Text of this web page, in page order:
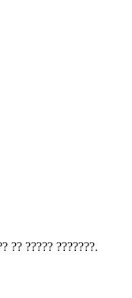
?? ????? ???????.